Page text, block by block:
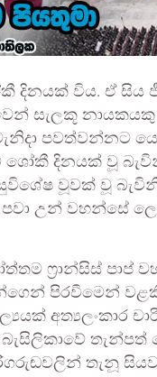
දිනයක් විය. ඒ
සැලකූ නායකයකු
පවත්වන්නට
දිනයක් වූ
වූවක් වූ බැවිනි.
උන් වහන්සේ
ෆ්‍රාන්සිස් පාප්
පිරවීමෙන්
අත්‍යලංකාර
තැන්පත්
තැනූ